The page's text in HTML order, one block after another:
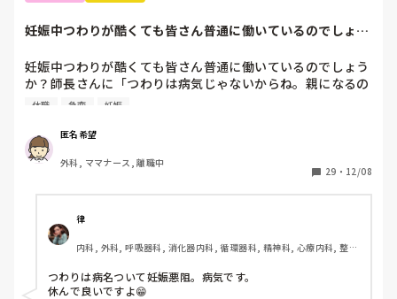
妊娠中つわりが酷くても皆さん普通に働いているのでしょう
妊娠中つわりが酷くても皆さん普通に働いているのでしょう
か？師長さんに「つわりは病気じゃないからね。親になるの
はそう簡単じゃないのよ。みんな辛いのを乗り越えてるんだ
でしょ」と言われました。体調的に本当にしんどいです。患
者の心配している余裕がなく、急変したらと不安です。結構
ナイーブになっているのかすぐ涙が出ます。妊娠初期はみん
自分が甘いだけなんですか。
休職 急変 妊娠
匿名希望
外科, ママナース, 離職中
29 ・ 12/08
律
内科, 外科, 呼吸器科, 消化器内科, 循環器科, 精神科, 心療内科, 整形
内科, 脳神経外科, 消化器外科, 慢性期, 終末期
つわりは病名ついて妊娠悪阻。病気です。
休んで良いですよ😁